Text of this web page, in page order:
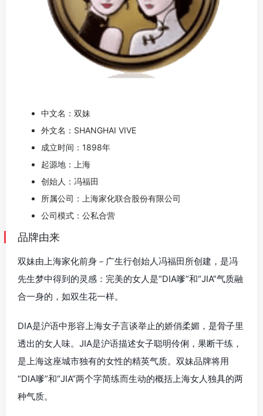
中文名：双妹
外文名：SHANGHAI VIVE
成立时间：1898年
起源地：上海
创始人：冯福田
所属公司：上海家化联合股份有限公司
公司模式：公私合营
品牌由来
双妹由上海家化前身－广生行创始人冯福田所创建，是冯
先生梦中得到的灵感：完美的女人是“DIA嗲”和“JIA”气质融
合一身的，如双生花一样。
DIA是沪语中形容上海女子言谈举止的娇俏柔媚，是骨子里
透出的女人味。JIA是沪语描述女子聪明伶俐，果断干练，
是上海这座城市独有的女性的精英气质。双妹品牌将用
“DIA嗲”和“JIA”两个字简练而生动的概括上海女人独具的两
种气质。